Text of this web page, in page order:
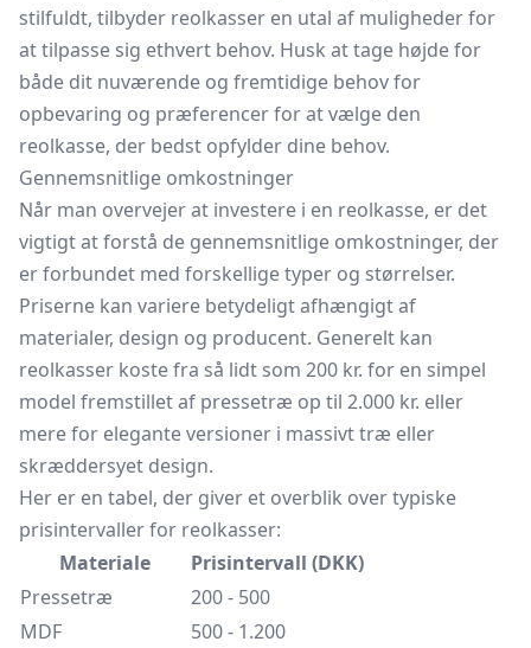
stilfuldt, tilbyder reolkasser en utal af muligheder for
at tilpasse sig ethvert behov. Husk at tage højde for
både dit nuværende og fremtidige behov for
opbevaring og præferencer for at vælge den
reolkasse, der bedst opfylder dine behov.
Gennemsnitlige omkostninger
Når man overvejer at investere i en reolkasse, er det
vigtigt at forstå de gennemsnitlige omkostninger, der
er forbundet med forskellige typer og størrelser.
Priserne kan variere betydeligt afhængigt af
materialer, design og producent. Generelt kan
reolkasser koste fra så lidt som 200 kr. for en simpel
model fremstillet af pressetræ op til 2.000 kr. eller
mere for elegante versioner i massivt træ eller
skræddersyet design.
Her er en tabel, der giver et overblik over typiske
prisintervaller for reolkasser:
Materiale
Prisintervall (DKK)
Pressetræ
200 - 500
MDF
500 - 1.200